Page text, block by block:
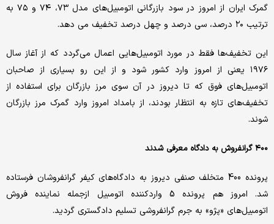
گمرک ایران از امروز در سود بازرگانی اتومبیل‌های مدل ۷۳، ۷۴ و ۷۵ به
ترتیب ۲۰ درصد، سی‌ درصد و چهل درصد تخفیف می دهد.
این تخفیف‌ها فقط در مورد اتومبیل‌هایی اعمال می‌گردد که از آغاز سال
۱۹۷۶ یعنی از امروز وارد کشور شود و از این رو بسیاری از صاحبان
اتومبیل‌های فوق که تا دیروز در آن سوی مرز بازرگان برای استفاده از
تخفیف‌های تازه به انتظار بودند، از بامداد امروز وارد گمرک مرز بازرگان
شوند.
۴۰۰ گرانفروش به دادگاه معرفی شدند
پرونده 400 متخلف صنفی دیروز به دادگاه‌های کیفر گرانفروشان فرستاده
شد. امروز هم پرونده 5 واردکننده اتومبیل ازجمله نماینده فروش
اتومبیل‌های «پژو» به جرم گرانفروشی تسلیم دادگستری گردید.